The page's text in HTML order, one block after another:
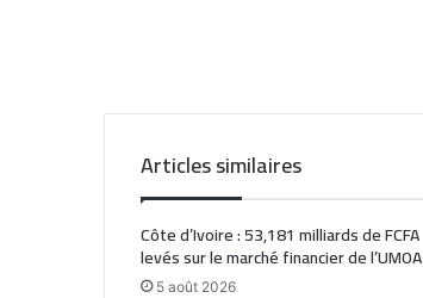
Articles similaires
Côte d’Ivoire : 53,181 milliards de FCFA
levés sur le marché financier de l’UMOA
5 août 2026